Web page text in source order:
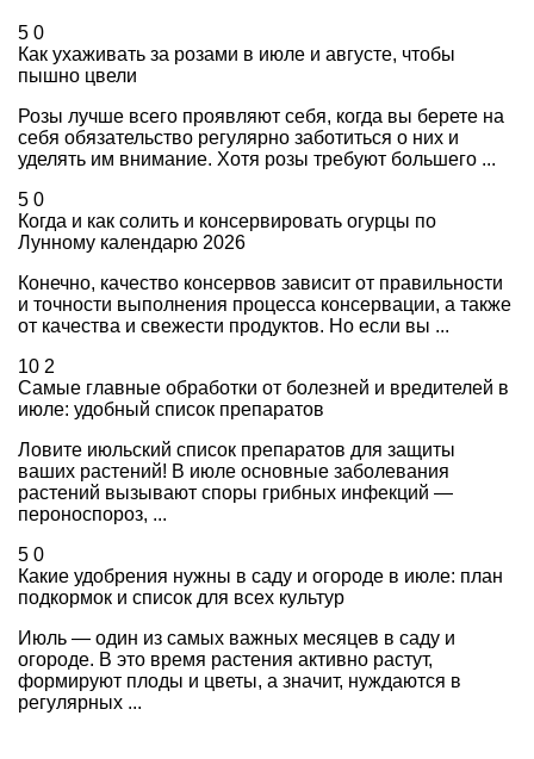
5 0
Как ухаживать за розами в июле и августе, чтобы
пышно цвели
Розы лучше всего проявляют себя, когда вы берете на
себя обязательство регулярно заботиться о них и
уделять им внимание. Хотя розы требуют большего ...
5 0
Когда и как солить и консервировать огурцы по
Лунному календарю 2026
Конечно, качество консервов зависит от правильности
и точности выполнения процесса консервации, а также
от качества и свежести продуктов. Но если вы ...
10 2
Самые главные обработки от болезней и вредителей в
июле: удобный список препаратов
Ловите июльский список препаратов для защиты
ваших растений! В июле основные заболевания
растений вызывают споры грибных инфекций —
пероноспороз, ...
5 0
Какие удобрения нужны в саду и огороде в июле: план
подкормок и список для всех культур
Июль — один из самых важных месяцев в саду и
огороде. В это время растения активно растут,
формируют плоды и цветы, а значит, нуждаются в
регулярных ...